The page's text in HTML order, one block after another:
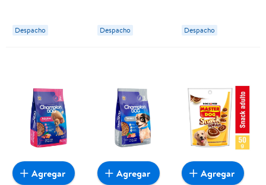
Sabor Pollo
Bolsa 300 g
Despacho Despacho
Carne Y Cereales
Bolsa 3 Kg
Despacho
Agregar Agregar Agregar